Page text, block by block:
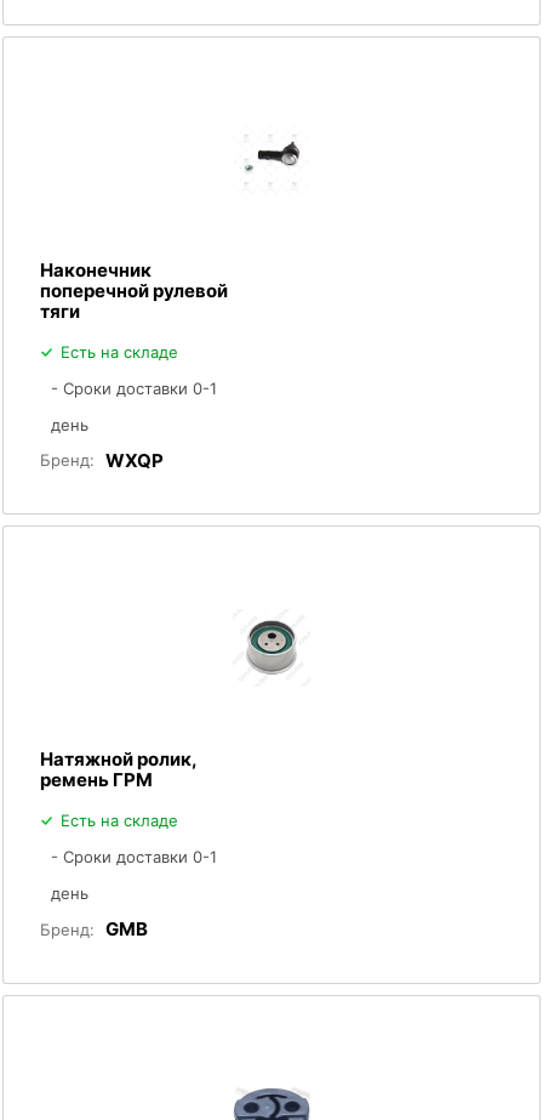
Наконечник
поперечной рулевой
тяги
Есть на складе
- Сроки доставки 0-1
день
Бренд:
WXQP
Натяжной ролик,
ремень ГРМ
Есть на складе
- Сроки доставки 0-1
день
Бренд:
GMB